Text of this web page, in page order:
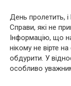
День пролетить, і
Справи, які не
Інформацію, що
нікому не вірте
обдурити. У
особливо